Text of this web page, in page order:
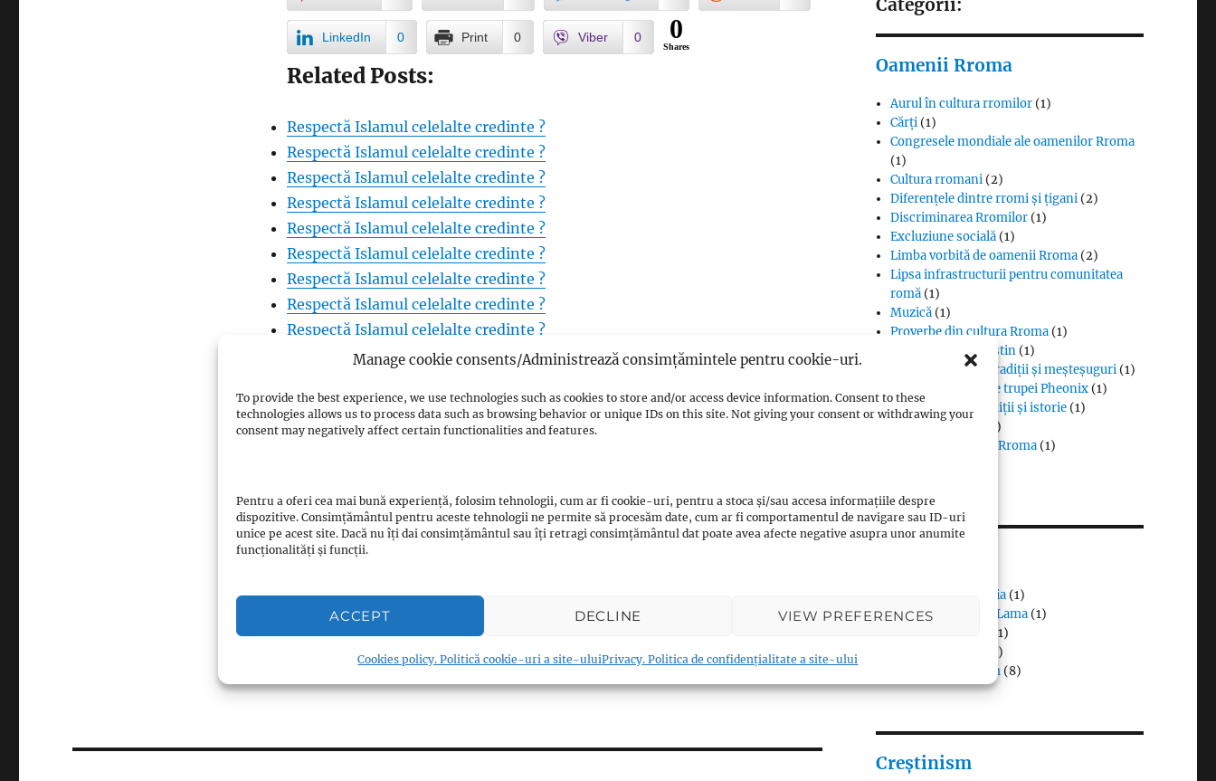
Manage cookie consents/Administrează consimțămintele pentru cookie-uri.
To provide the best experience, we use technologies such as cookies to store and/or access device information. Consent to these
technologies allows us to process data such as browsing behavior or unique IDs on this site. Not giving your consent or withdrawing your
consent may negatively affect certain functionalities and features.
Pentru a oferi cea mai bună experiență, folosim tehnologii, cum ar fi cookie-uri, pentru a stoca și/sau accesa informațiile despre
dispozitive. Consimțământul pentru aceste tehnologii ne permite să procesăm date, cum ar fi comportamentul de navigare sau ID-uri
unice pe acest site. Dacă nu îți dai consimțământul sau îți retragi consimțământul dat poate avea afecte negative asupra unor anumite
funcționalități și funcții.
ACCEPT DECLINE VIEW PREFERENCES
Cookies policy. Politică cookie-uri a site-uluiPrivacy. Politica de confidențialitate a site-ului
LinkedIn 0 Print 0 Viber 0 0
Shares
Related Posts:
Respectă Islamul celelalte credinte ?
Respectă Islamul celelalte credinte ?
Respectă Islamul celelalte credinte ?
Respectă Islamul celelalte credinte ?
Respectă Islamul celelalte credinte ?
Respectă Islamul celelalte credinte ?
Respectă Islamul celelalte credinte ?
Respectă Islamul celelalte credinte ?
Respectă Islamul celelalte credinte ?
Respectă Islamul celelalte credinte ?
Respectă Islamul celelalte credinte ?
Respectă Islamul celelalte credinte ?
Respectă Islamul celelalte credinte ?
Respectă Islamul celelalte credinte ?
Respectă Islamul celelalte credinte ?
Respectă Islamul celelalte credinte ?
Oamenii Rroma
Aurul în cultura rromilor (1)
Cărți (1)
Congresele mondiale ale oamenilor Rroma
(1)
Cultura rromani (2)
Diferențele dintre rromi și țigani (2)
Discriminarea Rromilor (1)
Excluziune socială (1)
Limba vorbită de oamenii Rroma (2)
Lipsa infrastructurii pentru comunitatea
romă (1)
Muzică (1)
Proverbe din cultura Rroma (1)
Romii și cultul creștin (1)
Rromii căldărari: tradiții și meșteșuguri (1)
Rromii în melodiile trupei Pheonix (1)
Rromii slătari: tradiții și istorie (1)
(1)
Steagul oamenilor Rroma (1)
Budismul în Japonia (1)
Interviuri cu Dalai Lama (1)
(1)
(1)
Termeni în budism (8)
Creștinism